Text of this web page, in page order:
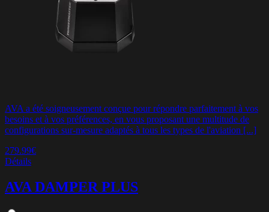
AVA a été soigneusement conçue pour répondre parfaitement à vos
besoins et à vos préférences, en vous proposant une multitude de
configurations sur-mesure adaptés à tous les types de l'aviation [...]
279.99€
Détails
AVA DAMPER PLUS